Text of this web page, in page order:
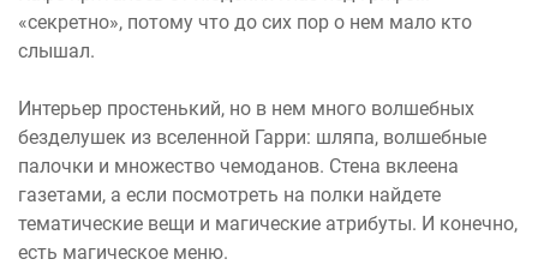
«секретно», потому что до сих пор о нем мало кто
слышал.
Интерьер простенький, но в нем много волшебных
безделушек из вселенной Гарри: шляпа, волшебные
палочки и множество чемоданов. Стена вклеена
газетами, а если посмотреть на полки найдете
тематические вещи и магические атрибуты. И конечно,
есть магическое меню.